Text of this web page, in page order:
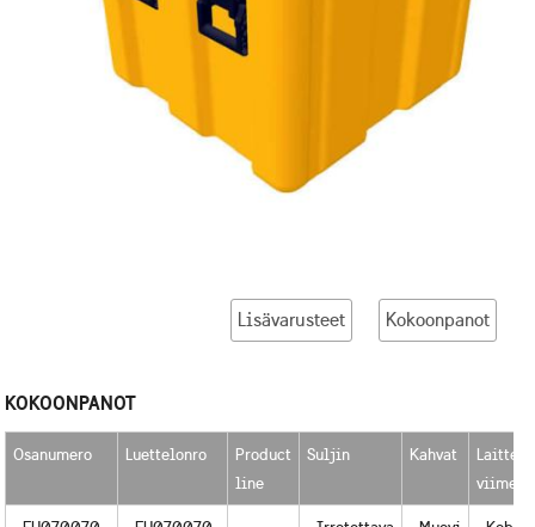
Lisävarusteet Kokoonpanot
KOKOONPANOT
Osanumero Luettelonro
Product
line
Suljin Kahvat